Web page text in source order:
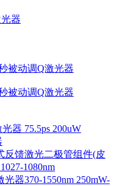
光器
被动调Q激光器
被动调Q激光器
器 75.5ps 200uW
反馈激光二极管组件(皮
1080nm
器370-1550nm 250mW-